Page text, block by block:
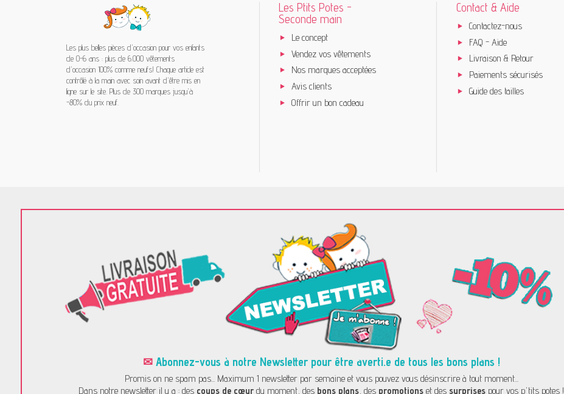
Les plus belles pièces d'occasion pour vos enfants
de 0-6 ans : plus de 6.000 vêtements
d'occasion 100% comme neufs! Chaque article est
contrôlé à la main avec soin avant d'être mis en
ligne sur le site. Plus de 300 marques jusqu'à
-80% du prix neuf.
Les Ptits Potes -
Seconde main
Le concept
Vendez vos vêtements
Nos marques acceptées
Avis clients
Offrir un bon cadeau
Contact & Aide
Contactez-nous
FAQ - Aide
Livraison & Retour
Paiements sécurisés
Guide des tailles
✉ Abonnez-vous à notre Newsletter pour être averti.e de tous les bons plans !
Promis on ne spam pas... Maximum 1 newsletter par semaine et vous pouvez vous désinscrire à tout moment...
Dans notre newsletter il y a : des coups de cœur du moment, des bons plans, des promotions et dessurprises pour vos p'tits potes !